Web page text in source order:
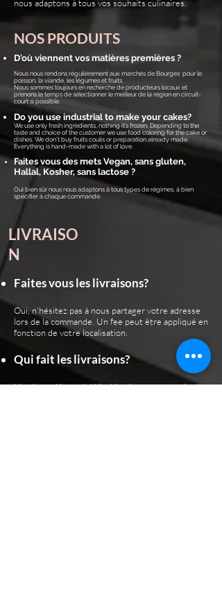
nous adaptons à tous vos souhaits culinaires.
NOS PRODUITS
D'où viennent vos matières premières ?
Nous nous rendons régulièrement aux marchés de Bourges pour le
poisson, la viande, les légumes et fruits.
Nous sommes toujours en recherche de producteurs locaux et
prenons le temps de sélectionner le meilleur de la région en circuit-
court si possible.
Do you use industrial to make your cakes?
We use only fresh ingredients, nothing it’s frozen. Depending to the
taste and choice of the customer we use food coloring for the cake or
dishes. We don’t buy fruits coulis or preparation already made.
Everything is hand-made with a lot of love.
Faites vous des mets Vegan, sans gluten,
Hallal, Kosher, sans lactose ?
Oui bien sûr nous nous adaptons à tous types de régimes, à bien
spécifier à chaque commande.
LIVRAISO
N
Faites vous les livraisons?
Oui, n'hésitez pas à nous partager votre adresse
lors de la commande. Un fee peut être appliqué en
fonction de votre localisation.
Qui fait les livraisons?
Livraison piéton : Adélie, Livraison moteur : Jordan